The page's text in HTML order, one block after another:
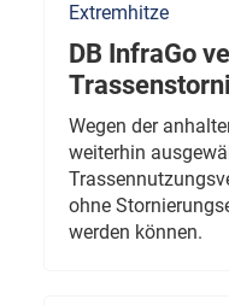
Extremhitze
DB InfraGo
Wegen der
weiterhin
ohne
werden können.